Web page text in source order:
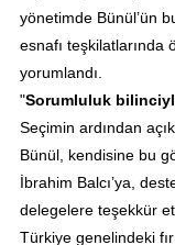
yönetimde Bünül’ün
esnafı teşkilatlarında
yorumlandı.
​"Sorumluluk
​Seçimin ardından
Bünül, kendisine bu
İbrahim Balcı’ya,
delegelere teşekkür
​Türkiye genelindeki